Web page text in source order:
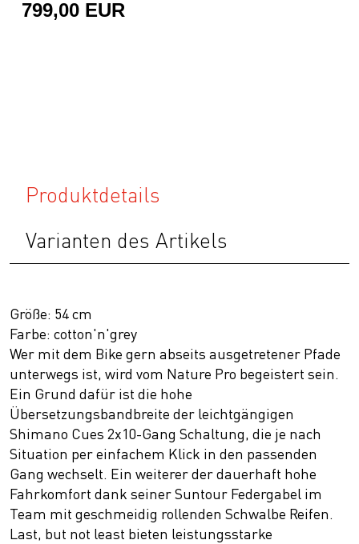
799,00 EUR
Produktdetails
Varianten des Artikels
Größe: 54 cm
Farbe: cotton'n'grey
Wer mit dem Bike gern abseits ausgetretener Pfade
unterwegs ist, wird vom Nature Pro begeistert sein.
Ein Grund dafür ist die hohe
Übersetzungsbandbreite der leichtgängigen
Shimano Cues 2x10-Gang Schaltung, die je nach
Situation per einfachem Klick in den passenden
Gang wechselt. Ein weiterer der dauerhaft hohe
Fahrkomfort dank seiner Suntour Federgabel im
Team mit geschmeidig rollenden Schwalbe Reifen.
Last, but not least bieten leistungsstarke